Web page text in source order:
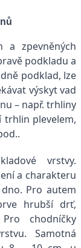
a zpevněných
podkladu a
podklad, lze
výskyt vad
– např. trhliny
trhlin plevelem,
vrstvy.
a charakteru
Pro autem
hrubší drť,
chodníčky
Samotná